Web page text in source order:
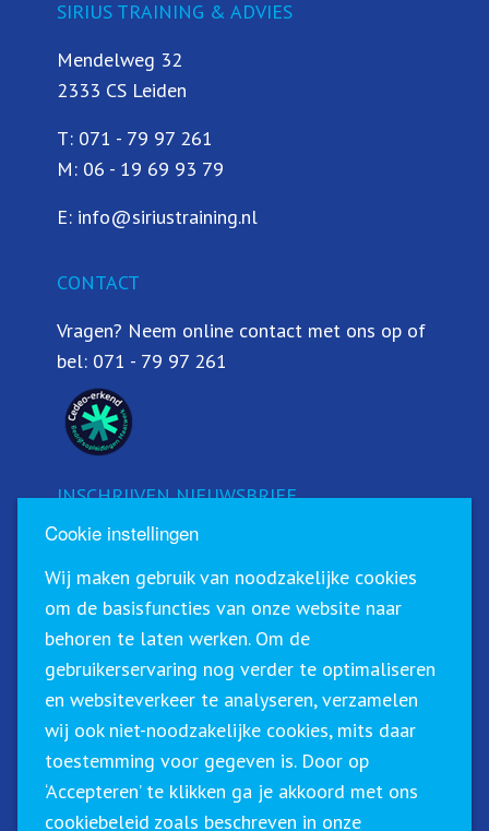
SIRIUS TRAINING & ADVIES
Mendelweg 32
2333 CS Leiden
T: 071 - 79 97 261
M: 06 - 19 69 93 79
E: info@siriustraining.nl
CONTACT
Vragen? Neem online contact met ons op of
bel: 071 - 79 97 261
INSCHRIJVEN NIEUWSBRIEF
Schrijf u in voor onze nieuwsbrief!
Sirius Training & Advies staat geregistreerd in het
CRKBO (Centraal Register Kort Beroepsonderwijs). Dit
Cookie instellingen
Wij maken gebruik van noodzakelijke cookies
om de basisfuncties van onze website naar
behoren te laten werken. Om de
gebruikerservaring nog verder te optimaliseren
en websiteverkeer te analyseren, verzamelen
wij ook niet-noodzakelijke cookies, mits daar
toestemming voor gegeven is. Door op
‘Accepteren’ te klikken ga je akkoord met ons
cookiebeleid zoals beschreven in onze